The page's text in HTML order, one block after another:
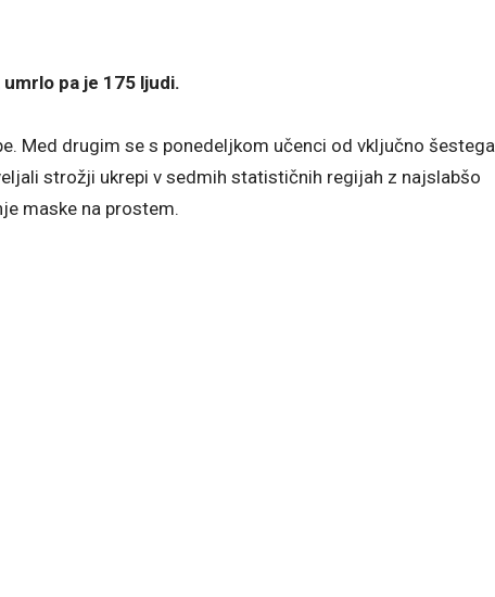
pa je 175 ljudi.
Med drugim se s ponedeljkom učenci od vključno šestega
strožji ukrepi v sedmih statističnih regijah z najslabšo
maske na prostem.